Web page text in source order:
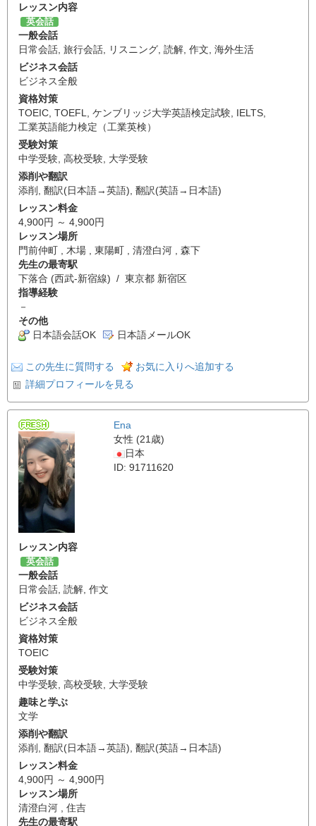
レッスン内容
英会話
一般会話
日常会話 旅行会話 リスニング 読解 作文 海外生活
ビジネス会話
ビジネス全般
資格対策
TOEIC TOEFL ケンブリッジ大学英語検定試験 IELTS
工業英語能力検定（工業英検）
受験対策
中学受験 高校受験 大学受験
添削や翻訳
添削
翻訳(日本語→英語) 翻訳(英語→日本語)
レッスン料金
4,900円 ～ 4,900円
レッスン場所
門前仲町 , 木場 , 東陽町 , 清澄白河 , 森下
先生の最寄駅
下落合 (西武-新宿線) / 東京都 新宿区
指導経験
－
その他
日本語会話OK
日本語メールOK
この先生に質問する
お気に入りへ追加する
詳細プロフィールを見る
Ena
女性 (21歳)
日本
ID: 91711620
レッスン内容
英会話
一般会話
日常会話 読解 作文
ビジネス会話
ビジネス全般
資格対策
TOEIC
受験対策
中学受験 高校受験 大学受験
趣味と学ぶ
文学
添削や翻訳
添削
翻訳(日本語→英語) 翻訳(英語→日本語)
レッスン料金
4,900円 ～ 4,900円
レッスン場所
清澄白河 , 住吉
先生の最寄駅